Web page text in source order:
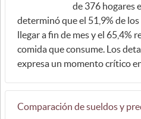
de 376 hogares
determinó que el 51,9% de
llegar a fin de mes y el 65,4%
comida que consume. Los
expresa un momento crítico
Comparación de sueldos y